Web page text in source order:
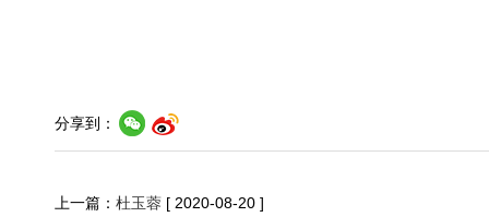
分享到：
上一篇： 杜玉蓉 [ 2020-08-20 ]